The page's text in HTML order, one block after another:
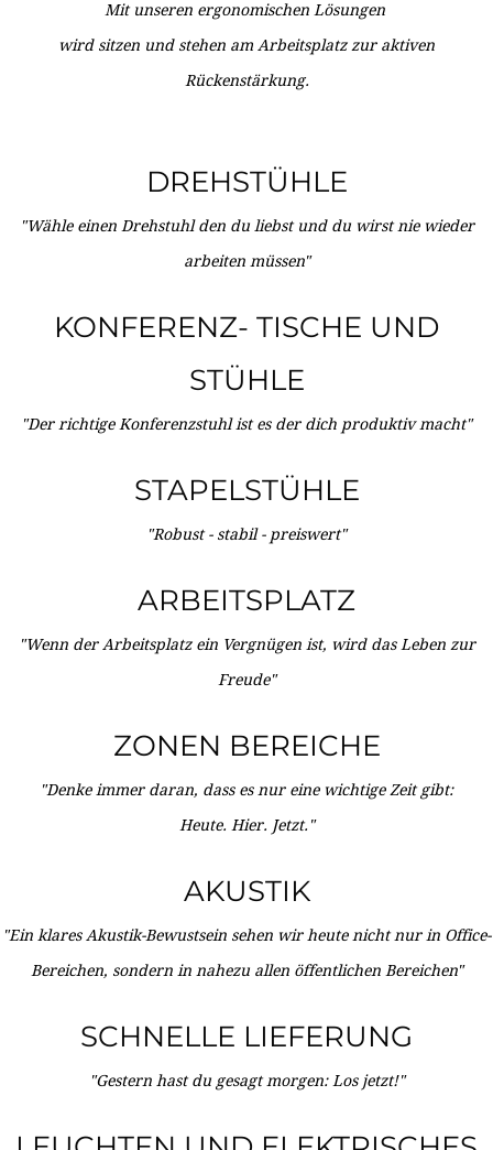
Mit unseren ergonomischen Lösungen
wird sitzen und stehen am Arbeitsplatz zur aktiven
Rückenstärkung.
DREHSTÜHLE
"Wähle einen Drehstuhl den du liebst und du wirst nie wieder
arbeiten müssen"
KONFERENZ- TISCHE UND
STÜHLE
"Der richtige Konferenzstuhl ist es der dich produktiv macht"
STAPELSTÜHLE
"Robust - stabil - preiswert"
ARBEITSPLATZ
"Wenn der Arbeitsplatz ein Vergnügen ist, wird das Leben zur
Freude"
ZONEN BEREICHE
"Denke immer daran, dass es nur eine wichtige Zeit gibt:
Heute. Hier. Jetzt."
AKUSTIK
"Ein klares Akustik-Bewustsein sehen wir heute nicht nur in Office-
Bereichen, sondern in nahezu allen öffentlichen Bereichen"
SCHNELLE LIEFERUNG
"Gestern hast du gesagt morgen: Los jetzt!"